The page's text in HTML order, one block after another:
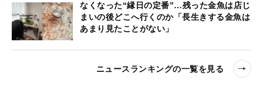
なくなった“縁日の定番”…残った金魚は店じ
まいの後どこへ行くのか「長生きする金魚は
あまり見たことがない」
ニュースランキングの一覧を見る